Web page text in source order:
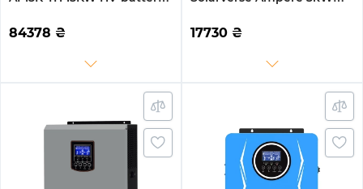
Трифазний
84378 ₴
Однофазний (SV3024A)
17730 ₴